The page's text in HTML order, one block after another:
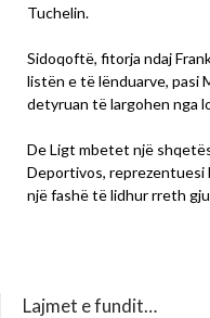
Tuchelin.
Sidoqoftë, fitorja ndaj
listën e të lënduarve, pasi
detyruan të largohen nga
De Ligt mbetet një
Deportivos, reprezentuesi
një fashë të lidhur rreth
Lajmet e fundit…